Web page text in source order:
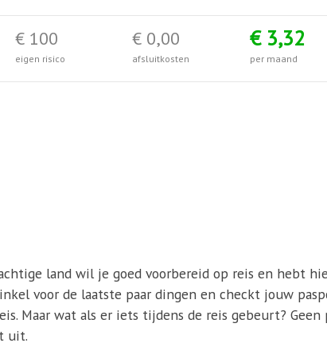
€ 100
eigen risico
€ 0,00
afsluitkosten
€ 3,32
per maand
land wil je goed voorbereid op reis en hebt
voor de laatste paar dingen en checkt jouw
Maar wat als er iets tijdens de reis gebeurt?
uit.